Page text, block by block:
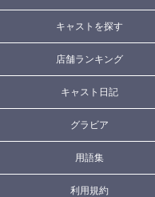
キャストを探す
店舗ランキング
キャスト日記
グラビア
用語集
利用規約